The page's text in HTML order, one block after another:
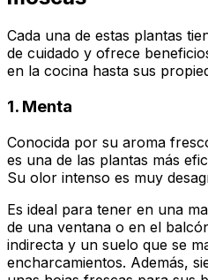
Cada una de estas plantas
de cuidado y ofrece
en la cocina hasta sus
1. Menta
Conocida por su aroma
es una de las plantas más
Su olor intenso es muy
Es ideal para tener en una
de una ventana o en el
indirecta y un suelo que se
encharcamientos. Además,